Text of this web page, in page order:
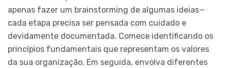
apenas fazer um brainstorming de algumas ideias—
cada etapa precisa ser pensada com cuidado e
devidamente documentada. Comece identificando os
princípios fundamentais que representam os valores
da sua organização. Em seguida, envolva diferentes